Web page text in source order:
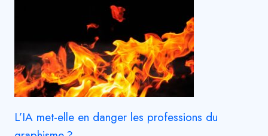
L’IA met-elle en danger les professions du